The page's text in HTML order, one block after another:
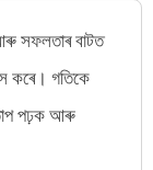
সফলতাৰ বাটত
কৰে। গতিকে
পঢ়ক আৰু